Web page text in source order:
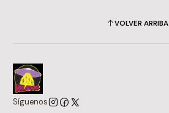
VOLVER ARRIBA
Síguenos